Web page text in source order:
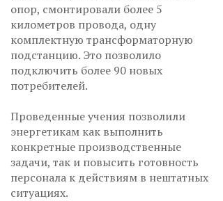
опор, смонтировали более 5
километров провода, одну
комплектную трансформаторную
подстанцию. Это позволило
подключить более 90 новых
потребителей.
Проведенные учения позволили
энергетикам как выполнить
конкретные производственные
задачи, так и повысить готовность
персонала к действиям в нештатных
ситуациях.